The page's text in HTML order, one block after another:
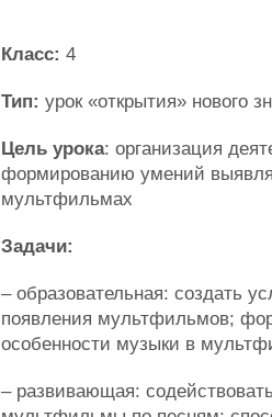
Класс: 4
Тип: урок «открытия» нового
Цель урока: организация
формированию умений
мультфильмах
Задачи:
– образовательная: создать
появления мультфильмов;
особенности музыки в
– развивающая: